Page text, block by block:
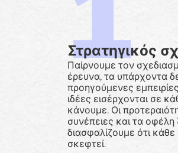
Στρατηγικός
Παίρνουμε τον
έρευνα, τα υπάρχοντα
προηγούμενες
ιδέες εισέρχονται σε
κάνουμε. Οι
συνέπειες και τα οφέλη
διασφαλίζουμε ότι
σκεφτεί.